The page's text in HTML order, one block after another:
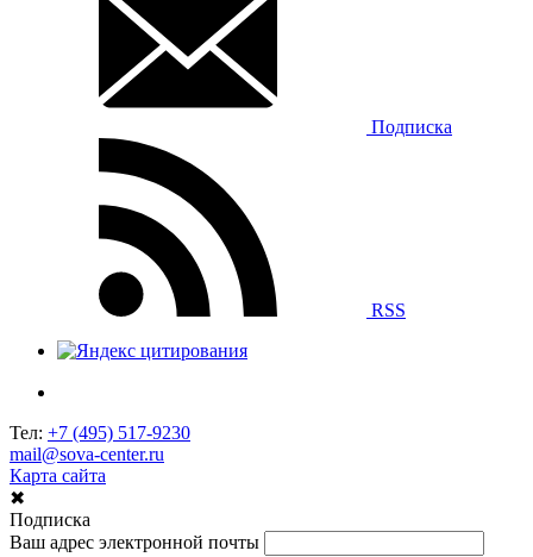
Подписка
RSS
Тел: +7 (495) 517-9230
mail@sova-center.ru
Карта сайта
✖
Подписка
Ваш адрес электронной почты